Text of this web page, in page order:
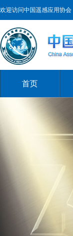
欢迎访问中国遥感应用协会
首页